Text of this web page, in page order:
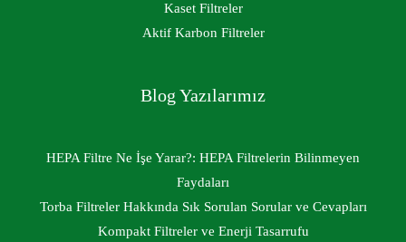
Kaset Filtreler
Aktif Karbon Filtreler
Blog Yazılarımız
HEPA Filtre Ne İşe Yarar?: HEPA Filtrelerin Bilinmeyen
Faydaları
Torba Filtreler Hakkında Sık Sorulan Sorular ve Cevapları
Kompakt Filtreler ve Enerji Tasarrufu